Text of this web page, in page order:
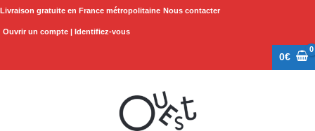
Aller
Livraison gratuite en France métropolitaine Nous contacter
Ouvrir un compte | Identifiez-vous
0€